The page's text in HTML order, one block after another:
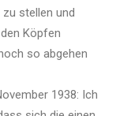
stellen und
Köpfen
so abgehen
1938: Ich